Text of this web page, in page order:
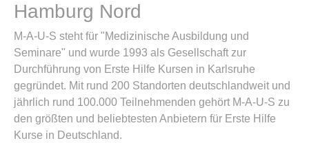
Hamburg Nord
M-A-U-S steht für "Medizinische Ausbildung und
Seminare" und wurde 1993 als Gesellschaft zur
Durchführung von Erste Hilfe Kursen in Karlsruhe
gegründet. Mit rund 200 Standorten deutschlandweit und
jährlich rund 100.000 Teilnehmenden gehört M-A-U-S zu
den größten und beliebtesten Anbietern für Erste Hilfe
Kurse in Deutschland.